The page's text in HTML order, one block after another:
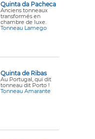
Quinta da Pacheca
Anciens tonneaux
transformés en
chambre de luxe.
Tonneau Lamego
Quinta de Ribas
Au Portugal, qui dit
tonneau dit Porto !
Tonneau Amarante